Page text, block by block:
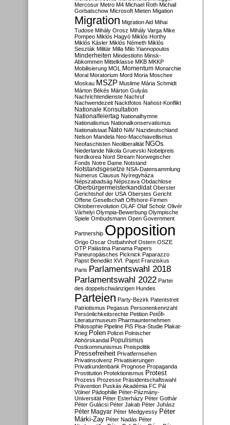
Mercosur Metro M4 Michael Roth Michail
Gorbatschow Microsoft Mieten Migation
Migration Migration Aid Mihai
Tudose Mihály Orosz Mihály Varga Mike
Pompeo Miklós Hagyó Miklós Horthy
Miklós Kásler Miklós Németh Miklós
Seszták Militär Milla Milo Yiannopoulos
Minderheiten Mindestlohn Minsk-
Abkommen Mittelklasse MKB MKKP
Mobilisierung MOL Momentum Monarchie
Moral Moratorium Mord Moria Moschee
Moskau MSZP Muslime Mária Schmidt
Márton Békés Márton Gulyás
Nachrichtendienste Nachruf
Nachwendezeit Nacktfotos Nahost-Konflikt
Nationale Konsultation
Nationalfeiertag Nationalhymne
Nationalismus Nationalkonservatismus
Nationalstaat Nato NAV Nazideutschland
Nelson Mandela Neo-Macchiavellismus
Neofaschisten Neoliberalität NGOs
Niederlande Nikola Gruevski Nobelpreis
Nordkorea Nord Stream Norwegischer
Fonds Notre Dame Notstand
Notstandsgesetze NSA-Datensammlung
Numerus Clausus Nyíregyháza
Népszabadság Népszava Obdachlose
Oberbürgermeisterkandidat Oberster
Gerichtshof der USA Oberstes Gericht
Offene Gesellschaft Offshore-Firmen
Oktoberrevolution OLAF Olaf Scholz Olivér
Várhelyi Olympia-Bewerbung Olympische
Spiele Ombudsmann Open Government
Partnership Opposition
Origo Oscar Ostbahnhof Ostern OSZE
OTP Palästina Panama Papers
Paneuropäisches Picknick Paparazzo
Papst Benedikt XVI. Papst Franziskus
Paris Parlamentswahl 2018
Parlamentswahl 2022 Partei
des doppelschwänzigen Hundes
Parteien Party-Bezirk Patentstreit
Patriotismus Pegasus Personenkennzahl
Persönlichkeitsrechte Petition Petőfi-
Literaturmuseum Pharmaunternehmen
Philosophie Pipeline PiS Pisa-Studie Plakat-
Krieg Polen Polizei Polnischer
Abhörskandal Populismus
Postkommunismus Preispolitik
Pressefreiheit Privatfernsehen
Privatinsolvenz Privatisierungen
Privatkundenbank Prognose Propaganda
Prostitution Protektionismus Protest
Prozess Prozesse Präsidentschaftswahl
Prävention Puskás Akadémia FC Pál
Völner Pädophilie Péter-Pázmány-
Universität Péter Esterházy Péter Gothár
Péter Gulácsi Péter Jakab Péter Juhász
Péter Magyar Péter Medgyessy Péter
Márki-Zay Péter Nadás Péter